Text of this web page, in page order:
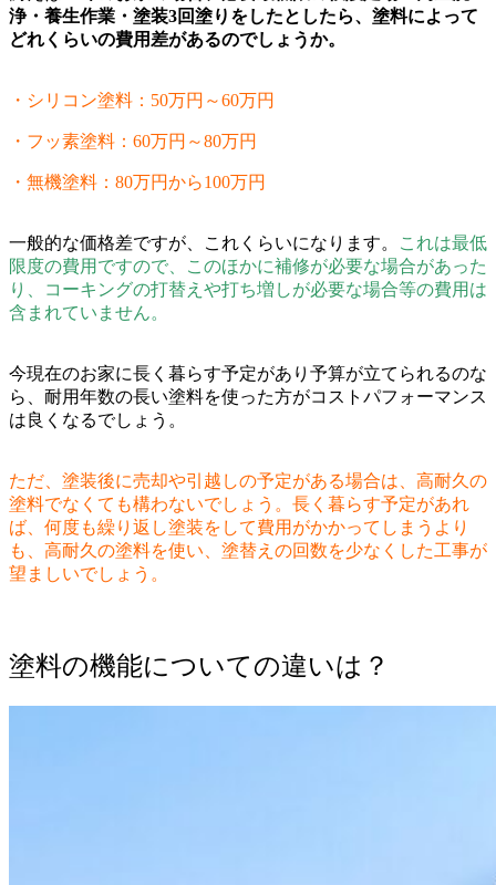
浄・養生作業・塗装3回塗りをしたとしたら、塗料によって
どれくらいの費用差があるのでしょうか。
・シリコン塗料：50万円～60万円
・フッ素塗料：60万円～80万円
・無機塗料：80万円から100万円
一般的な価格差ですが、これくらいになります。
これは最低
限度の費用ですので、このほかに補修が必要な場合があった
り、コーキングの打替えや打ち増しが必要な場合等の費用は
含まれていません。
今現在のお家に長く暮らす予定があり予算が立てられるのな
ら、耐用年数の長い塗料を使った方がコストパフォーマンス
は良くなるでしょう。
ただ、塗装後に売却や引越しの予定がある場合は、高耐久の
塗料でなくても構わないでしょう。長く暮らす予定があれ
ば、何度も繰り返し塗装をして費用がかかってしまうより
も、高耐久の塗料を使い、塗替えの回数を少なくした工事が
望ましいでしょう。
塗料の機能についての違いは？